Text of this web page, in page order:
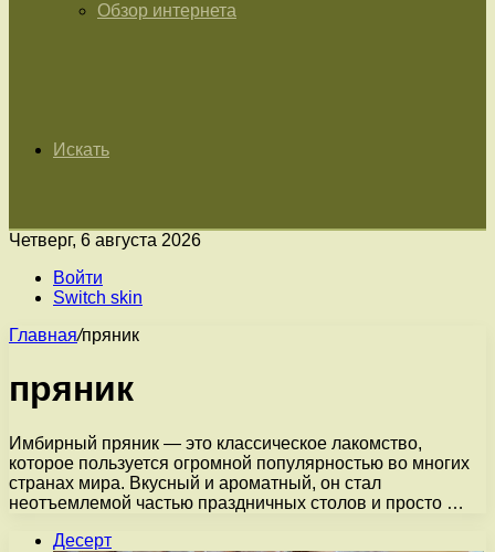
Обзор интернета
Искать
Четверг, 6 августа 2026
Войти
Switch skin
Главная/пряник
пряник
Имбирный пряник — это классическое лакомство,
которое пользуется огромной популярностью во многих
странах мира. Вкусный и ароматный, он стал
неотъемлемой частью праздничных столов и просто …
Десерт